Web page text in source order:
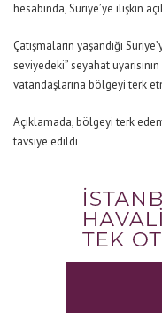
hesabında, Suriye’ye ilişkin
Çatışmaların yaşandığı
seviyedeki” seyahat
vatandaşlarına bölgeyi terk
Açıklamada, bölgeyi terk
tavsiye edildi